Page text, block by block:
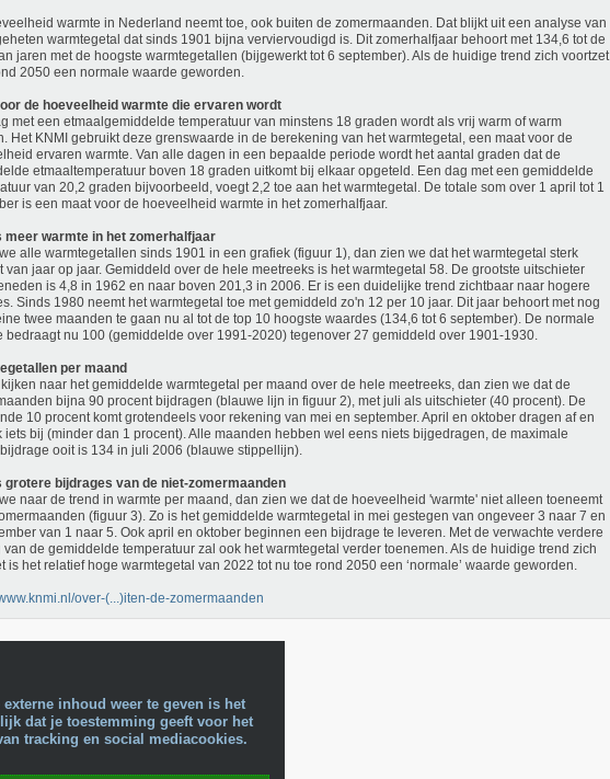
warmte in Nederland neemt toe, ook buiten de zomermaanden. Dat blijkt uit een analyse van
warmtegetal dat sinds 1901 bijna verviervoudigd is. Dit zomerhalfjaar behoort met 134,6 tot de
jaren met de hoogste warmtegetallen (bijgewerkt tot 6 september). Als de huidige trend zich voortzet
2050 een normale waarde geworden.
de hoeveelheid warmte die ervaren wordt
met een etmaalgemiddelde temperatuur van minstens 18 graden wordt als vrij warm of warm
Het KNMI gebruikt deze grenswaarde in de berekening van het warmtegetal, een maat voor de
ervaren warmte. Van alle dagen in een bepaalde periode wordt het aantal graden dat de
etmaaltemperatuur boven 18 graden uitkomt bij elkaar opgeteld. Een dag met een gemiddelde
van 20,2 graden bijvoorbeeld, voegt 2,2 toe aan het warmtegetal. De totale som over 1 april tot 1
is een maat voor de hoeveelheid warmte in het zomerhalfjaar.
meer warmte in het zomerhalfjaar
alle warmtegetallen sinds 1901 in een grafiek (figuur 1), dan zien we dat het warmtegetal sterk
van jaar op jaar. Gemiddeld over de hele meetreeks is het warmtegetal 58. De grootste uitschieter
is 4,8 in 1962 en naar boven 201,3 in 2006. Er is een duidelijke trend zichtbaar naar hogere
Sinds 1980 neemt het warmtegetal toe met gemiddeld zo'n 12 per 10 jaar. Dit jaar behoort met nog
twee maanden te gaan nu al tot de top 10 hoogste waardes (134,6 tot 6 september). De normale
bedraagt nu 100 (gemiddelde over 1991-2020) tegenover 27 gemiddeld over 1901-1930.
per maand
naar het gemiddelde warmtegetal per maand over de hele meetreeks, dan zien we dat de
bijna 90 procent bijdragen (blauwe lijn in figuur 2), met juli als uitschieter (40 procent). De
10 procent komt grotendeels voor rekening van mei en september. April en oktober dragen af en
iets bij (minder dan 1 procent). Alle maanden hebben wel eens niets bijgedragen, de maximale
ooit is 134 in juli 2006 (blauwe stippellijn).
grotere bijdrages van de niet-zomermaanden
naar de trend in warmte per maand, dan zien we dat de hoeveelheid 'warmte' niet alleen toeneemt
(figuur 3). Zo is het gemiddelde warmtegetal in mei gestegen van ongeveer 3 naar 7 en
van 1 naar 5. Ook april en oktober beginnen een bijdrage te leveren. Met de verwachte verdere
van de gemiddelde temperatuur zal ook het warmtegetal verder toenemen. Als de huidige trend zich
is het relatief hoge warmtegetal van 2022 tot nu toe rond 2050 een ‘normale’ waarde geworden.
over-(...)iten-de-zomermaanden
externe inhoud weer te geven is het
dat je toestemming geeft voor het
tracking en social mediacookies.